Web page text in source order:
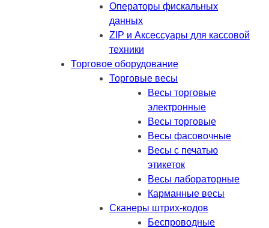
Операторы фискальных
данных
ZIP и Аксессуары для кассовой
техники
Торговое оборудование
Торговые весы
Весы торговые
электронные
Весы торговые
Весы фасовочные
Весы с печатью
этикеток
Весы лабораторные
Карманные весы
Сканеры штрих-кодов
Беспроводные